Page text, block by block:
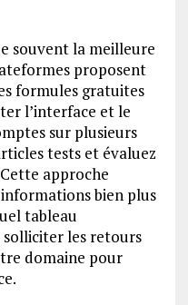
souvent la meilleure
proposent
formules gratuites
l’interface et le
sur plusieurs
tests et évaluez
approche
bien plus
tableau
solliciter les retours
domaine pour